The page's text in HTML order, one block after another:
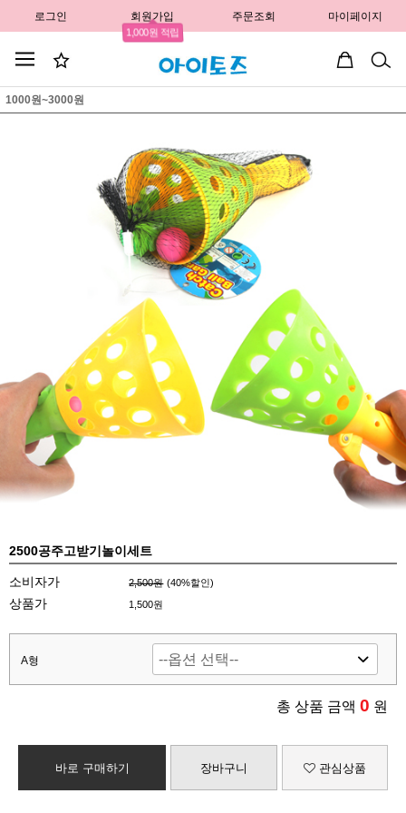
로그인 회원가입
1,000원 적립
주문조회 마이페이지
1000원~3000원
2500공주고받기놀이세트
소비자가 2,500원 (40%할인)
상품가 1,500원
A형
총 상품 금액 0 원
바로 구매하기 장바구니 관심상품